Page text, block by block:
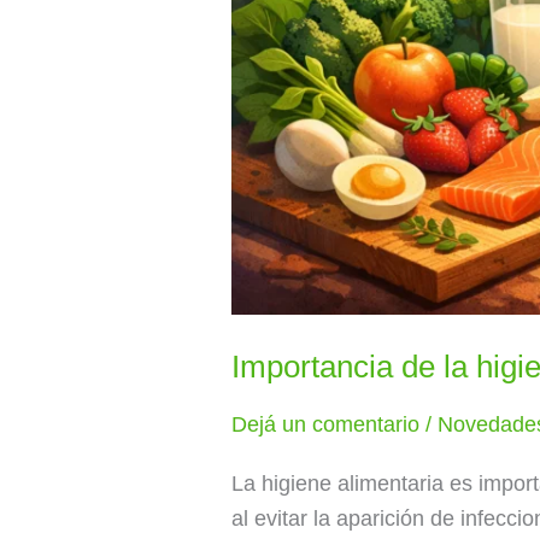
Importancia de la
Dejá un comentario /
La higiene alimentaria es
al evitar la aparición de